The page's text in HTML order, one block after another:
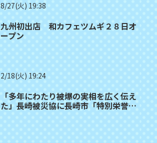
8/27(火) 19:38
九州初出店 和カフェツムギ２８日オ
ープン
2/18(火) 19:24
「多年にわたり被爆の実相を広く伝え
た」長崎被災協に長崎市「特別栄誉表